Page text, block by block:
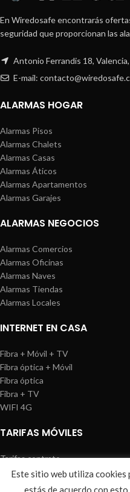
En Wiredosafe encontrarás
seguridad que proporcionan las
Antonio Ferrandis 18, Valencia,
E-mail:
ALARMAS HOGAR
Alarmas Pisos
Alarmas Chalets
Alarmas Casas
Alarmas Áticos
Alarmas Apartamentos
Alarmas Garajes
ALARMAS NEGOCIOS
Alarmas Comercios
Alarmas Oficinas
Alarmas Naves
Alarmas Tiendas
Alarmas Locales
INTERNET EN CASA
Fibra + Móvil + TV
Fibra óptica + Móvil
Fibra óptica
Fibra + TV
WIFI 4G
TARIFAS MÓVILES
Tarifas contrato
Tarifas prepago
WIREDOSAFE Aviso
Este sitio web utiliza cookies
estás de acuerdo con